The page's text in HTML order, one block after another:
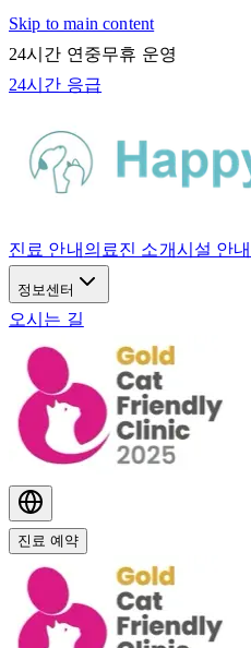
Skip to main content
24시간 연중무휴 운영
24시간 응급
진료 안내 의료진 소개시설 안내
정보센터
오시는 길
진료 예약